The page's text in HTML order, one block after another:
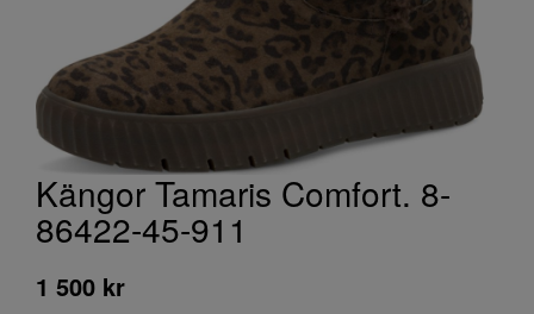
Kängor Tamaris Comfort. 8-
86422-45-911
1 500 kr